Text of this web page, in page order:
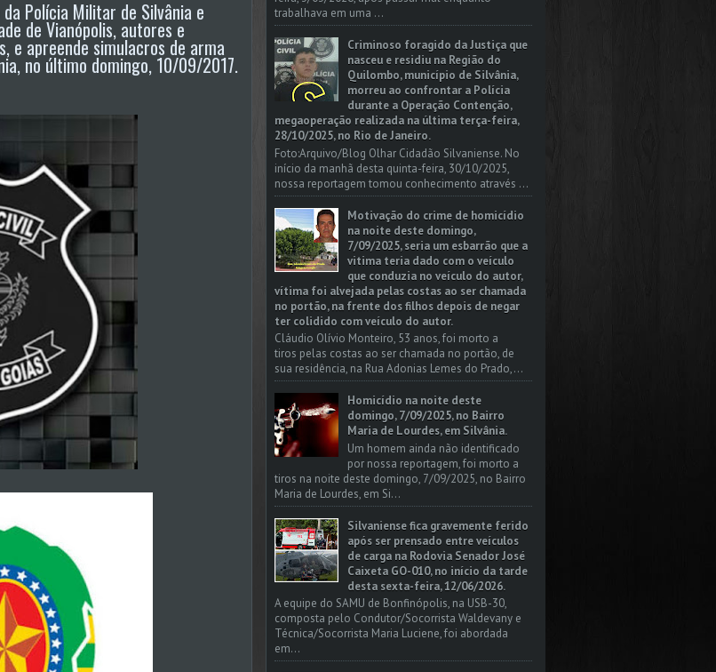
Polícia Militar de Silvânia e
de Vianópolis, autores e
e apreende simulacros de arma
no último domingo, 10/09/2017.
trabalhava em uma ...
Criminoso foragido da Justiça que
nasceu e residiu na Região do
Quilombo, município de Silvânia,
morreu ao confrontar a Polícia
durante a Operação Contenção,
megaoperação realizada na última terça-feira,
28/10/2025, no Rio de Janeiro.
Foto:Arquivo/Blog Olhar Cidadão Silvaniense. No
início da manhã desta quinta-feira, 30/10/2025,
nossa reportagem tomou conhecimento através ...
Motivação do crime de homicídio
na noite deste domingo,
7/09/2025, seria um esbarrão que a
vitima teria dado com o veículo
que conduzia no veículo do autor,
vítima foi alvejada pelas costas ao ser chamada
no portão, na frente dos filhos depois de negar
ter colidido com veículo do autor.
Cláudio Olívio Monteiro, 53 anos, foi morto a
tiros pelas costas ao ser chamada no portão, de
sua residência, na Rua Adonias Lemes do Prado,...
Homicídio na noite deste
domingo, 7/09/2025, no Bairro
Maria de Lourdes, em Silvânia.
Um homem ainda não identificado
por nossa reportagem, foi morto a
tiros na noite deste domingo, 7/09/2025, no Bairro
Maria de Lourdes, em Si...
Silvaniense fica gravemente ferido
após ser prensado entre veículos
de carga na Rodovia Senador José
Caixeta GO-010, no início da tarde
desta sexta-feira, 12/06/2026.
A equipe do SAMU de Bonfinópolis, na USB-30,
composta pelo Condutor/Socorrista Waldevany e
Técnica/Socorrista Maria Luciene, foi abordada
em...